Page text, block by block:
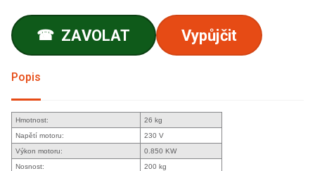
☎ ZAVOLAT Vypůjčit
Popis
Hmotnost:
26 kg
Napětí motoru:
230 V
Výkon motoru:
0.850 KW
Nosnost:
200 kg